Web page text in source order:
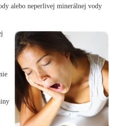
alebo neperlivej minerálnej vody